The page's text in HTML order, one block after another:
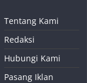
Tentang Kami
Redaksi
Hubungi Kami
Pasang Iklan